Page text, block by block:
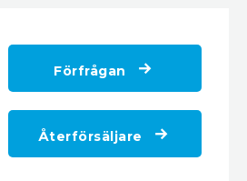
Förfrågan
Återförsäljare